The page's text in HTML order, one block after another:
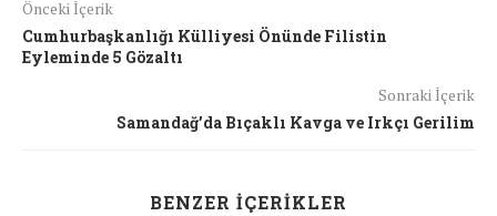
Önceki İçerik
Cumhurbaşkanlığı Külliyesi Önünde Filistin
Eyleminde 5 Gözaltı
Sonraki İçerik
Samandağ’da Bıçaklı Kavga ve Irkçı Gerilim
BENZER İÇERIKLER